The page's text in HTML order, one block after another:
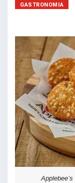
GASTRONOMIA